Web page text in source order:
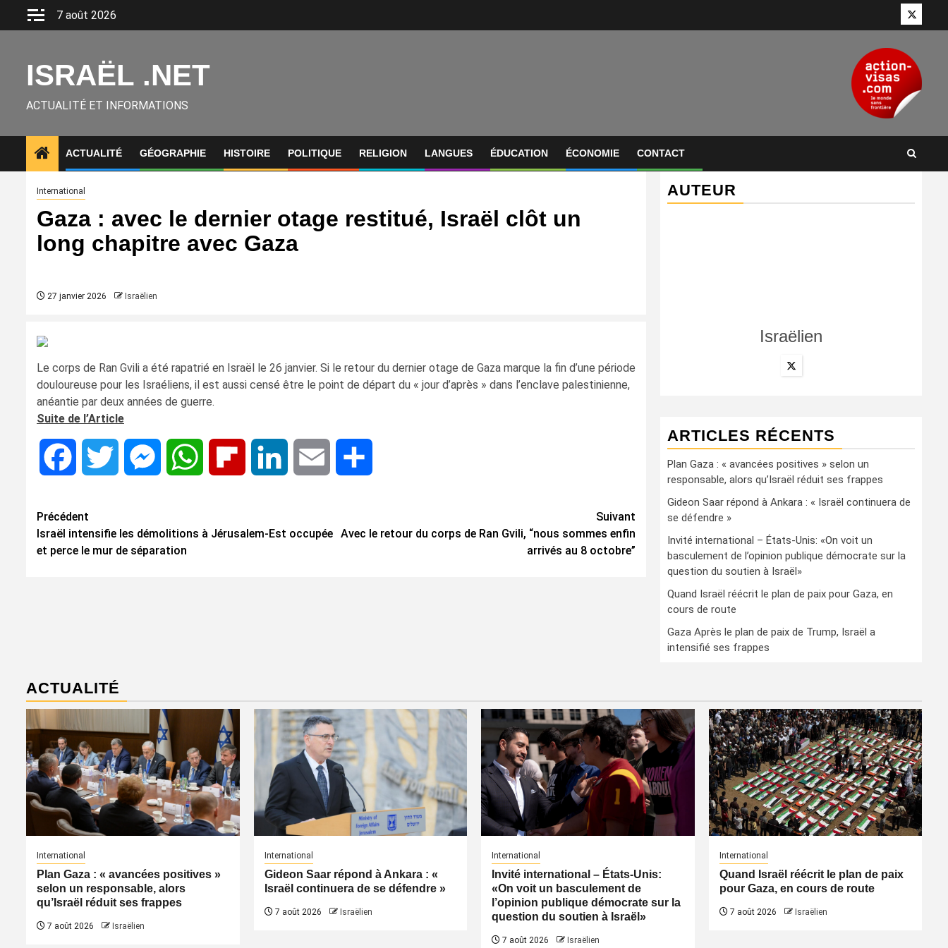
7 août 2026 Twitter
ISRAËL .NET
ACTUALITÉ ET INFORMATIONS
ACTUALITÉ GÉOGRAPHIE HISTOIRE POLITIQUE RELIGION LANGUES ÉDUCATION ÉCONOMIE CONTACT
International
Gaza : avec le dernier otage restitué, Israël clôt un
long chapitre avec Gaza
27 janvier 2026 Israëlien
Le corps de Ran Gvili a été rapatrié en Israël le 26 janvier. Si le retour du dernier otage de Gaza marque la fin d’une période
douloureuse pour les Israéliens, il est aussi censé être le point de départ du « jour d’après » dans l’enclave palestinienne,
anéantie par deux années de guerre.
Suite de l’Article
Facebook Twitter MessengerWhatsApp Flipboard LinkedIn Email
Navigation
d’article
Précédent
Israël intensifie les démolitions à Jérusalem-Est occupée
et perce le mur de séparation
Suivant
Avec le retour du corps de Ran Gvili, “nous sommes enfin
arrivés au 8 octobre”
AUTEUR
Israëlien
ARTICLES RÉCENTS
Plan Gaza : « avancées positives » selon un
responsable, alors qu’Israël réduit ses frappes
Gideon Saar répond à Ankara : « Israël continuera de
se défendre »
Invité international – États-Unis: «On voit un
basculement de l’opinion publique démocrate sur la
question du soutien à Israël»
Quand Israël réécrit le plan de paix pour Gaza, en
cours de route
Gaza Après le plan de paix de Trump, Israël a
intensifié ses frappes
ACTUALITÉ
International
Plan Gaza : « avancées positives »
selon un responsable, alors
qu’Israël réduit ses frappes
7 août 2026 Israëlien
International
Gideon Saar répond à Ankara : «
Israël continuera de se défendre »
7 août 2026 Israëlien
International
Invité international – États-Unis:
«On voit un basculement de
l’opinion publique démocrate sur la
question du soutien à Israël»
7 août 2026 Israëlien
International
Quand Israël réécrit le plan de paix
pour Gaza, en cours de route
7 août 2026 Israëlien